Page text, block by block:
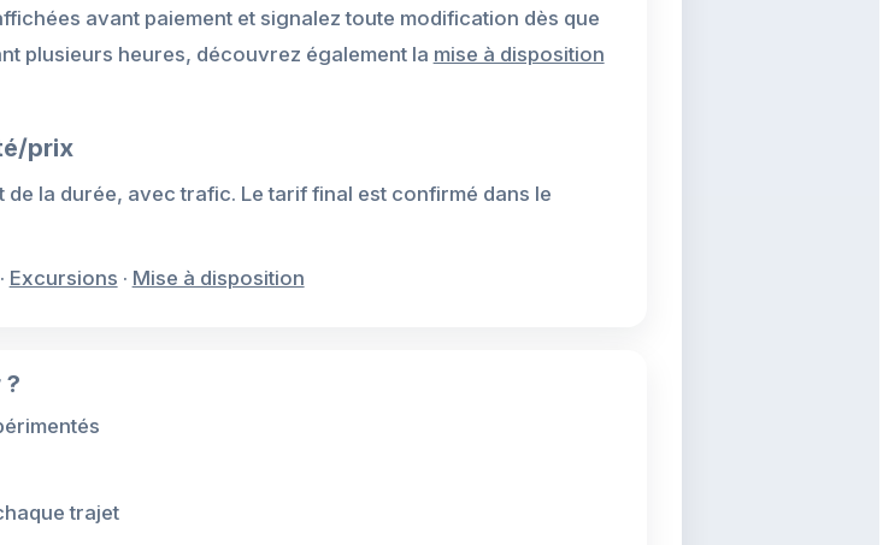
avant paiement et signalez toute modification dès que
plusieurs heures, découvrez également la mise à disposition
prix
la durée, avec trafic. Le tarif final est confirmé dans le
· Excursions · Mise à disposition
trajet